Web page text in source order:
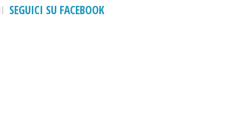
SEGUICI SU FACEBOOK